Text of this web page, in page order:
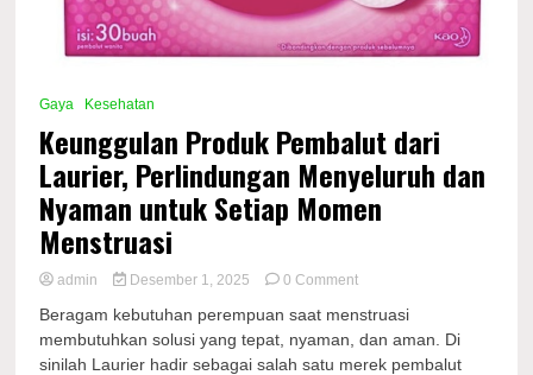
Gaya Kesehatan
Keunggulan Produk Pembalut dari
Laurier, Perlindungan Menyeluruh dan
Nyaman untuk Setiap Momen
Menstruasi
admin Desember 1, 2025 0 Commenton
Produk
Pembalut
dari
Beragam kebutuhan perempuan saat menstruasi
membutuhkan solusi yang tepat, nyaman, dan aman. Di
sinilah Laurier hadir sebagai salah satu merek pembalut